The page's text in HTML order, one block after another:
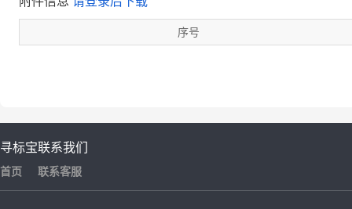
序号
寻标宝
首页
联系我们
联系客服